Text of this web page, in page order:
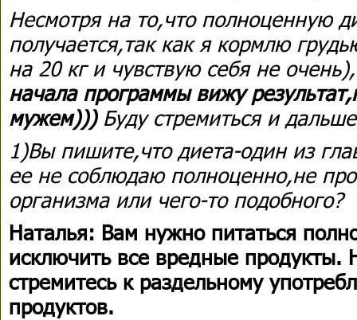
Несмотря на то,что полноценную
получается,так как я кормлю
на 20 кг и чувствую себя не
начала программы вижу
мужем)))Буду стремиться и
1)Вы пишите,что диета-один из
ее не соблюдаю полноценно,не
организма или чего-то подобного?
Наталья: Вам нужно питаться
исключить все вредные
стремитесь к раздельному
продуктов.